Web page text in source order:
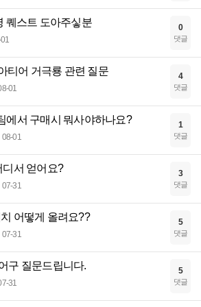
퀘스트 도아주싷분 0
댓글
티어 거극룡 관련 질문
01
4
댓글
에서 구매시 뭐사야하나요?
08-01
1
댓글
디서 얻어요?
07-31
3
댓글
어떻게 올려요??
07-31
5
댓글
구 질문드립니다.
31
5
댓글